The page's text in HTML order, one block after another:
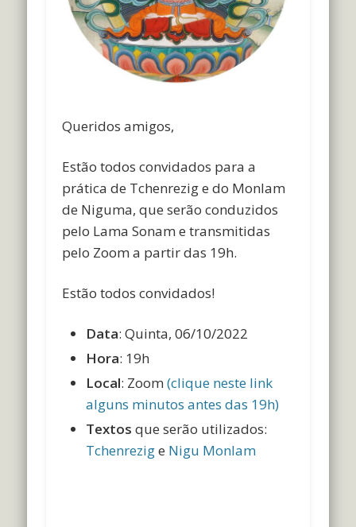
Queridos amigos,
Estão todos convidados para a
prática de Tchenrezig e do Monlam
de Niguma, que serão conduzidos
pelo Lama Sonam e transmitidas
pelo Zoom a partir das 19h.
Estão todos convidados!
Data: Quinta, 06/10/2022
Hora: 19h
Local: Zoom(clique neste link
alguns minutos antes das 19h)
Textos que serão utilizados:
Tchenrezige Nigu Monlam